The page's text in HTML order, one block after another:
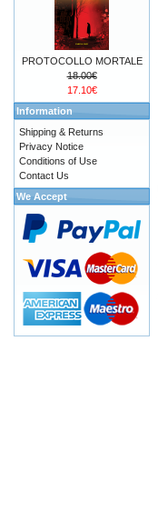
PROTOCOLLO MORTALE
18.00€
17.10€
Information
Shipping & Returns
Privacy Notice
Conditions of Use
Contact Us
We Accept